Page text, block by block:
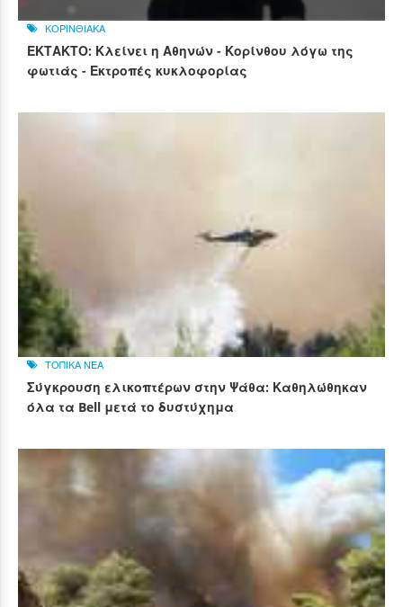
ΚΟΡΙΝΘΙΑΚΑ
ΕΚΤΑΚΤΟ: Κλείνει η Αθηνών - Κορίνθου λόγω της
φωτιάς - Εκτροπές κυκλοφορίας
ΤΟΠΙΚΑ ΝΕΑ
Σύγκρουση ελικοπτέρων στην Ψάθα: Καθηλώθηκαν
όλα τα Bell μετά το δυστύχημα